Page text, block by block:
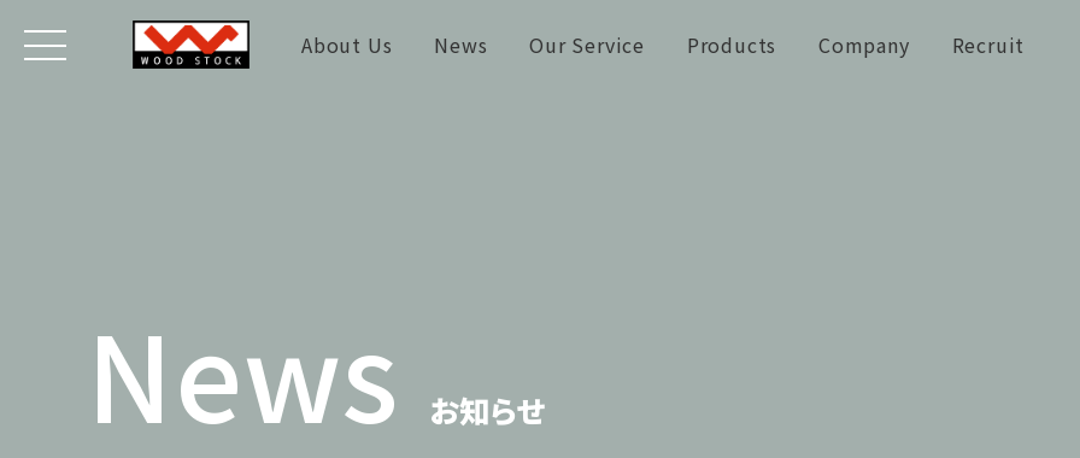
About Us News Our Service Products Company Recruit
News お知らせ